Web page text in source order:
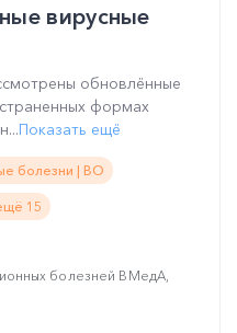
вирусные
обновлённые
формах
Показать ещё
болезни | ВО
15
болезней ВМедА,